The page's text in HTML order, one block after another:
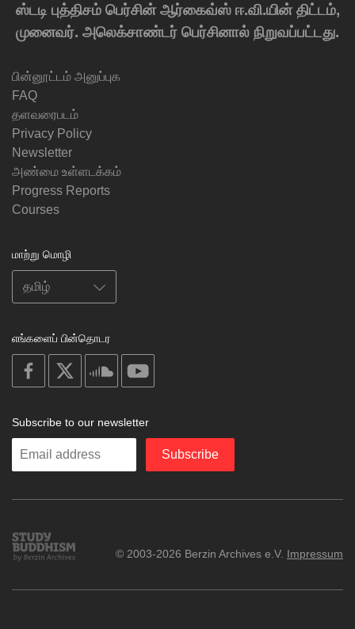
ஸ்டடி புத்திசம் பெர்சின் ஆர்கைவ்ஸ் ஈ.வி.யின் திட்டம்,
முனைவர். அலெக்சாண்டர் பெர்சினால் நிறுவப்பட்டது.
பின்னூட்டம் அனுப்புக
FAQ
தளவரைபடம்
Privacy Policy
Newsletter
அண்மை உள்ளடக்கம்
Progress Reports
Courses
மாற்று மொழி
எங்களைப் பின்தொடர
on
facebook
soundcloud
Subscribe to our newsletter
Enter
Subscribe
Study
Buddhism
© 2003-2026 Berzin Archives e.V. Impressum